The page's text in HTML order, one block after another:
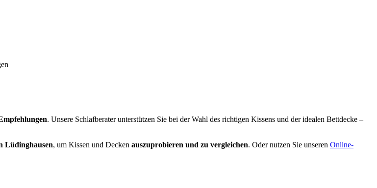
. Unsere Schlafberater unterstützen Sie bei der Wahl des richtigen Kissens und der idealen Bettdecke –
Lüdinghausen, um Kissen und Decken auszuprobieren und zu vergleichen. Oder nutzen Sie unseren Online-